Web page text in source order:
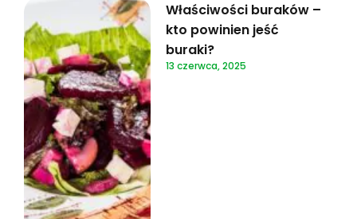
Właściwości buraków –
kto powinien jeść
buraki?
13 czerwca, 2025